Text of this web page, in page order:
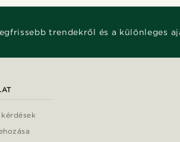
trendekről és a különleges